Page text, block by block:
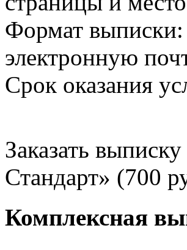
Формат выписки:
электронную
Срок оказания
Заказать
Стандарт» (700
Комплексная